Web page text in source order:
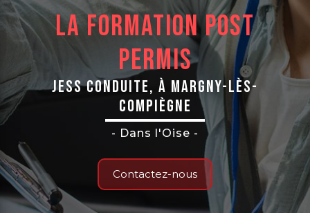
La formation post
permis
Jess Conduite, à Margny-Lès-
Compiègne
- Dans l'Oise -
Contactez-nous